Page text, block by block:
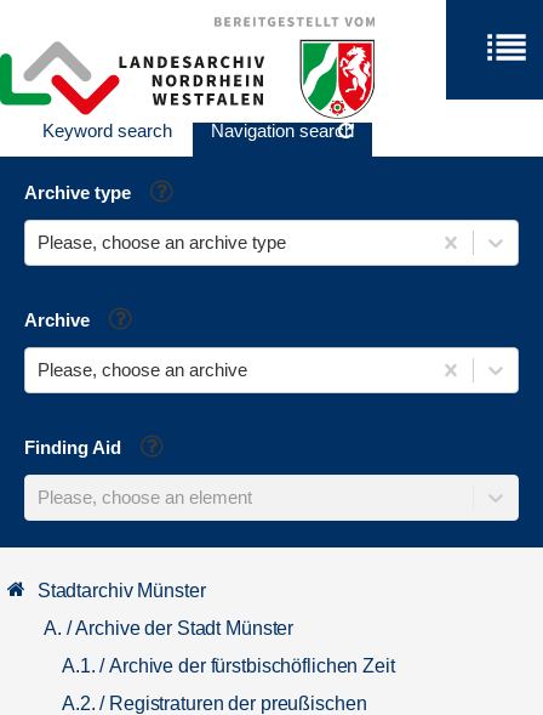
Keyword search Navigation search
Archive type Help
Please, choose an archive type
Archive Help
Please, choose an archive
Finding Aid Help
Please, choose an element
Stadtarchiv Münster
A. / Archive der Stadt Münster
A.1. / Archive der fürstbischöflichen Zeit
A.2. / Registraturen der preußischen